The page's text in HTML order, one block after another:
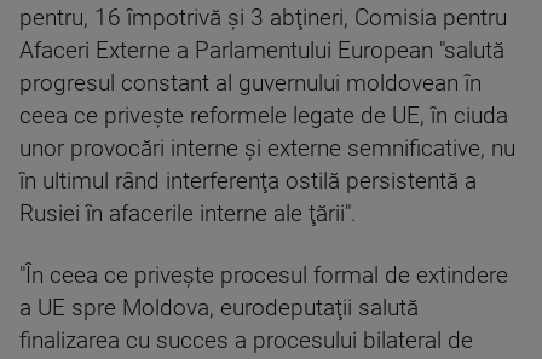
pentru, 16 împotrivă şi 3 abţineri, Comisia pentru
Afaceri Externe a Parlamentului European "salută
progresul constant al guvernului moldovean în
ceea ce priveşte reformele legate de UE, în ciuda
unor provocări interne şi externe semnificative, nu
în ultimul rând interferenţa ostilă persistentă a
Rusiei în afacerile interne ale ţării".
"În ceea ce priveşte procesul formal de extindere
a UE spre Moldova, eurodeputaţii salută
finalizarea cu succes a procesului bilateral de